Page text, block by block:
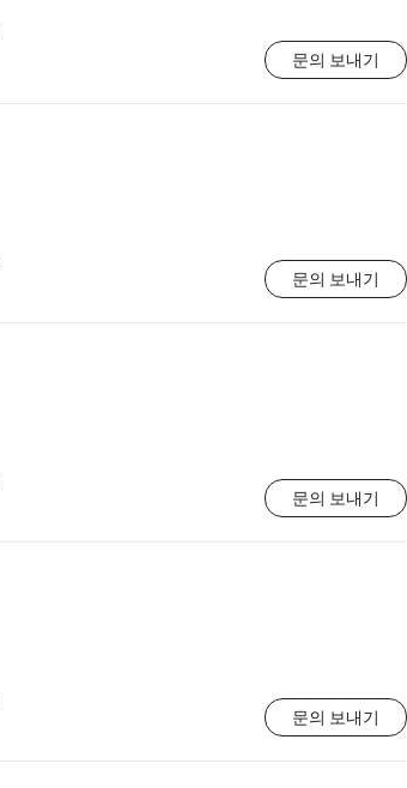
문의 보내기
문의 보내기
문의 보내기
문의 보내기